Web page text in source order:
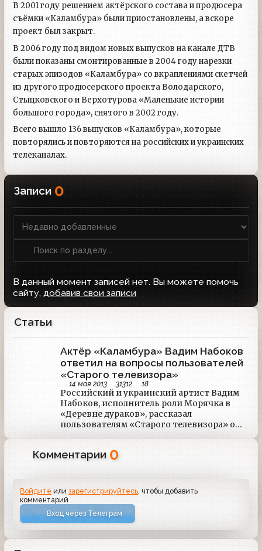
В 2001 году решением актёрского состава и продюсера
съёмки «Каламбура» были приостановлены, а вскоре
проект был закрыт.
В 2006 году под видом новых выпусков на канале ДТВ
были показаны смонтированные в 2004 году нарезки
старых эпизодов «Каламбура» со вкраплениями скетчей
из другого продюсерского проекта Володарского,
Стыцковского и Верхотурова «Маленькие истории
большого города», снятого в 2002 году.
Всего вышло 136 выпусков «Каламбура», которые
повторялись и повторяются на российских и украинских
телеканалах.
Записи 0
В данный момент записей нет. Вы можете помочь
сайту, добавив свои записи
Статьи
Актёр «Каламбура» Вадим Набоков
ответил на вопросы пользователей
«Старого телевизора»
14 мая 2013 31312 18
Российский и украинский артист Вадим
Набоков, исполнитель роли Морячка в
«Деревне дураков», рассказал
пользователям «Старого телевизора» о
чуть было не случившемся возрождении
интернете.snowbars97: Что привело вас в
любимый герой в «Каламбуре»?Их много.
Комментарии 0
Войдите илизарегистрируйтесь , чтобы добавить
комментарий
Вход через Телеграм